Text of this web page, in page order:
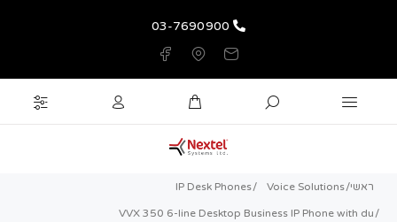
03-7690900
ראשי Voice Solutions
IP Desk Phones
VVX 350 6-line Desktop Business IP Phone with du